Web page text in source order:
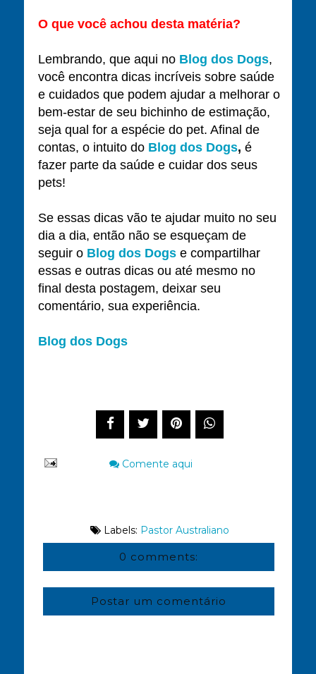
O que você achou desta matéria?
Lembrando, que aqui no Blog dos Dogs,
você encontra dicas incríveis sobre saúde
e cuidados que podem ajudar a melhorar o
bem-estar de seu bichinho de estimação,
seja qual for a espécie do pet. Afinal de
contas, o intuito do Blog dos Dogs, é
fazer parte da saúde e cuidar dos seus
pets!
Se essas dicas vão te ajudar muito no seu
dia a dia, então não se esqueçam de
seguir o Blog dos Dogs e compartilhar
essas e outras dicas ou até mesmo no
final desta postagem, deixar seu
comentário, sua experiência.
Blog dos Dogs
Comente aqui
Labels: Pastor Australiano
0 comments:
Postar um comentário